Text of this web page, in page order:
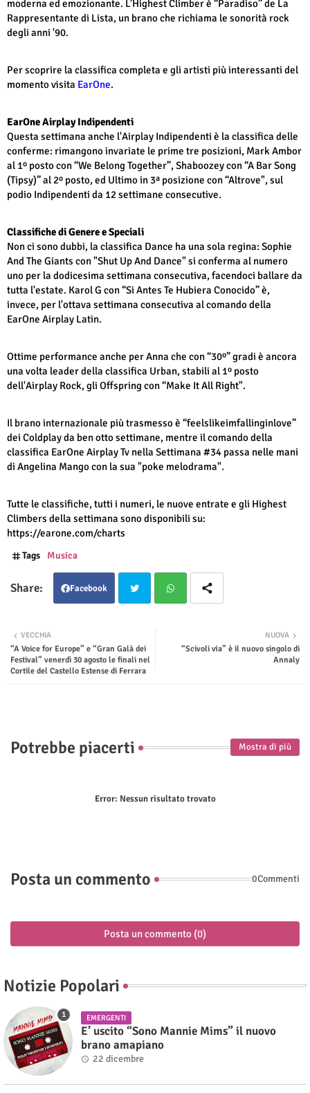
moderna ed emozionante. L’Highest Climber è “Paradiso” de La
Rappresentante di Lista, un brano che richiama le sonorità rock
degli anni '90.
Per scoprire la classifica completa e gli artisti più interessanti del
momento visita EarOne.
EarOne Airplay Indipendenti
Questa settimana anche l'Airplay Indipendenti è la classifica delle
conferme: rimangono invariate le prime tre posizioni, Mark Ambor
al 1º posto con “We Belong Together”, Shaboozey con “A Bar Song
(Tipsy)” al 2º posto, ed Ultimo in 3ª posizione con “Altrove", sul
podio Indipendenti da 12 settimane consecutive.
Classifiche di Genere e Speciali
Non ci sono dubbi, la classifica Dance ha una sola regina: Sophie
And The Giants con "Shut Up And Dance" si conferma al numero
uno per la dodicesima settimana consecutiva, facendoci ballare da
tutta l'estate. Karol G con “Si Antes Te Hubiera Conocido” è,
invece, per l'ottava settimana consecutiva al comando della
EarOne Airplay Latin.
Ottime performance anche per Anna che con “30º” gradi è ancora
una volta leader della classifica Urban, stabili al 1º posto
dell'Airplay Rock, gli Offspring con “Make It All Right".
Il brano internazionale più trasmesso è “feelslikeimfallinginlove”
dei Coldplay da ben otto settimane, mentre il comando della
classifica EarOne Airplay Tv nella Settimana #34 passa nelle mani
di Angelina Mango con la sua "poke melodrama".
Tutte le classifiche, tutti i numeri, le nuove entrate e gli Highest
Climbers della settimana sono disponibili su:
https://earone.com/charts
Tags Musica
Facebook
ter
NUOVA
“Scivoli via” è il nuovo singolo di
Annaly
VECCHIA
“A Voice for Europe” e “Gran Galà dei
Festival” venerdì 30 agosto le finali nel
Cortile del Castello Estense di Ferrara
Potrebbe piacerti Mostra di più
Error: Nessun risultato trovato
Posta un commento 0Commenti
Posta un commento (0)
Notizie Popolari
EMERGENTI
E’ uscito “Sono Mannie Mims” il nuovo
brano amapiano
22 dicembre